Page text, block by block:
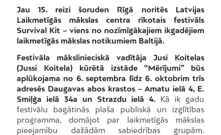
Jau 15. reizi šoruden Rīgā noritēs Latvijas
Laikmetīgās mākslas centra rīkotais festivāls
Survival Kit – viens no nozīmīgākajiem ikgadējiem
laikmetīgās mākslas notikumiem Baltijā.
Festivāla mākslinieciskā vadītāja Jusi Koitelas
(Jussi Koitela) kūrētā izstāde “Mērījumi” būs
aplūkojama no 6. septembra līdz 6. oktobrim trīs
adresēs Daugavas abos krastos – Amatu ielā 4, E.
Smiļģa ielā 34a un Strazdu ielā 4. Kā ik gadu
festivālu bagātinās plaša publiskā un izglītības
programma, domājot par laikmetīgās mākslas
pieejamību dažādām sabiedrības grupām.